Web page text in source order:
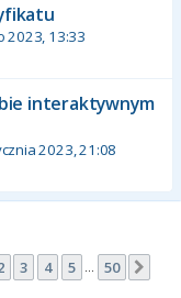
2023, 13:33
interaktywnym
2023, 21:08
z50
3 4 5 … 50